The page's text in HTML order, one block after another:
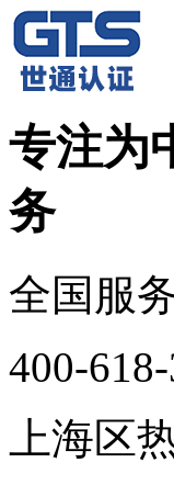
专注为
务
全国服
400-
上海区